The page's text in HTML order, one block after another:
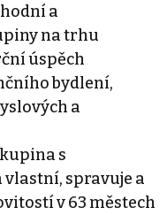
a
na trhu
úspěch
bydlení,
a
s
spravuje a
v 63 městech